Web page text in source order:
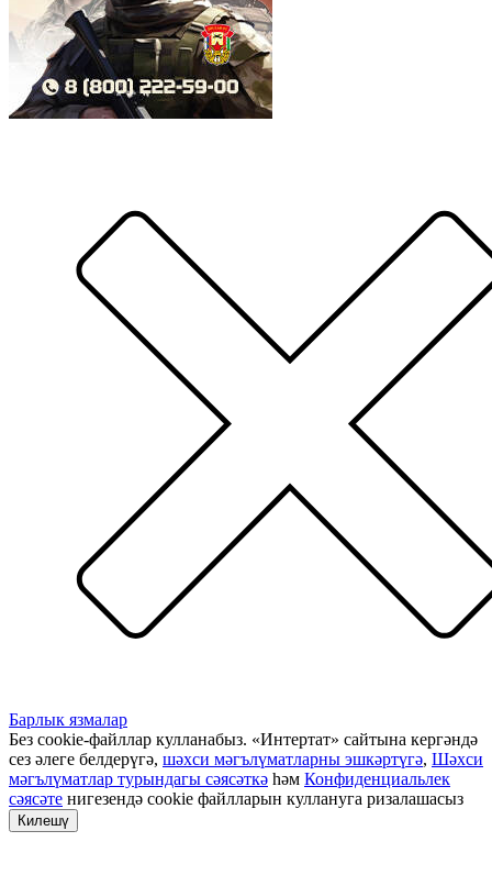
Барлык язмалар
Без cookie-файллар кулланабыз. «Интертат» сайтына кергәндә
сез әлеге белдерүгә, шәхси мәгълүматларны эшкәртүгә, Шәхси
мәгълүматлар турындагы сәясәткә һәм Конфиденциальлек
сәясәте нигезендә cookie файлларын куллануга ризалашасыз
Килешү